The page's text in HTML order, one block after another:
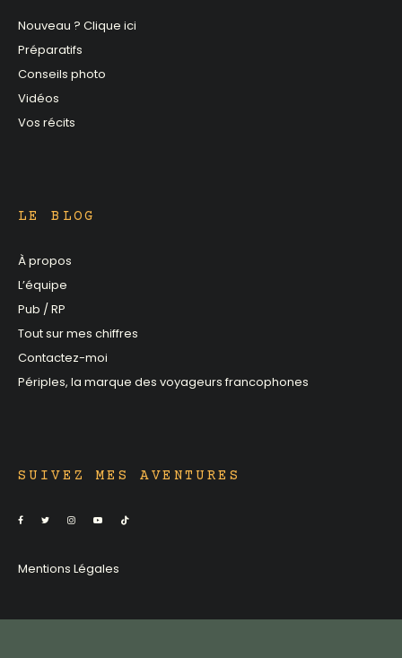
Nouveau ? Clique ici
Préparatifs
Conseils photo
Vidéos
Vos récits
LE BLOG
À propos
L’équipe
Pub / RP
Tout sur mes chiffres
Contactez-moi
Périples, la marque des voyageurs francophones
SUIVEZ MES AVENTURES
Mentions Légales